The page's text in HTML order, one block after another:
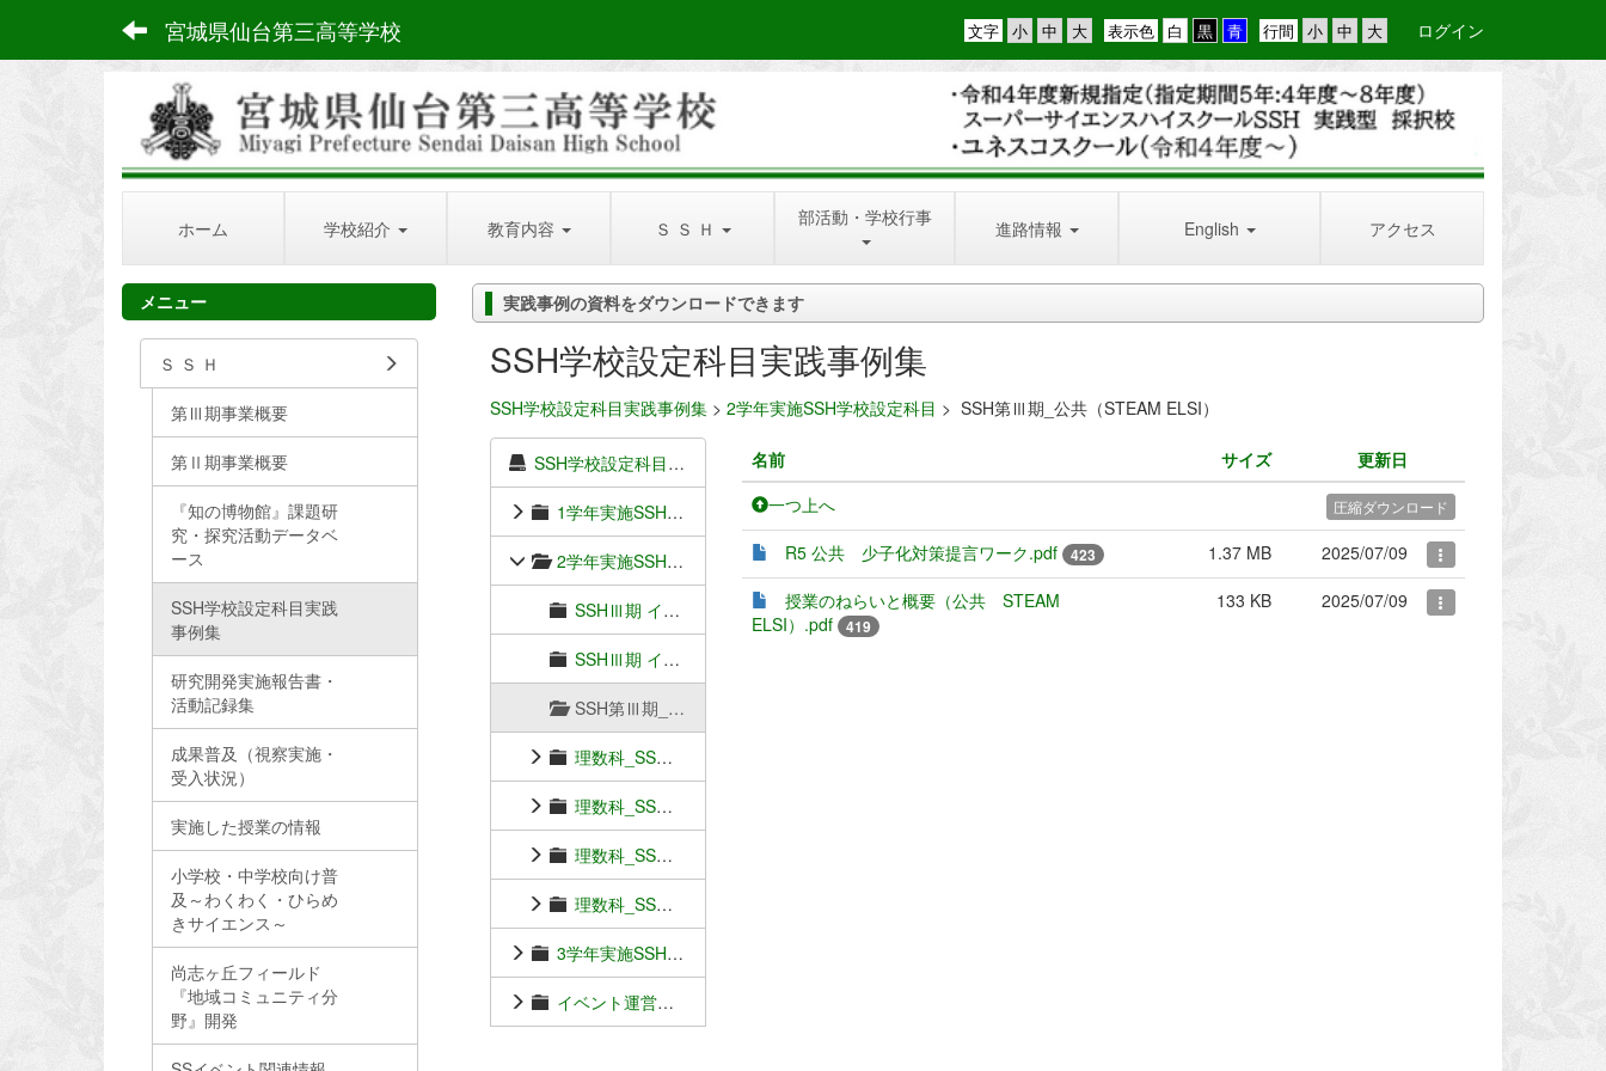
宮城県仙台第三高等学校 行間
表示色
文字 ログイン
ホーム 学校紹介 教育内容 Ｓ Ｓ Ｈ 部活動・学校行事 進路情報 English アクセス
実践事例の資料をダウンロードできます
SSH学校設定科目実践事例集
SSH学校設定科目実践事例集> 2学年実施SSH学校設定科目 > SSH第Ⅲ期_公共（STEAM ELSI）
SSH学校設定科目実践事例集
1学年実施SSH学校設定科目
2学年実施SSH学校設定科目
SSHⅢ期 イノベーション探究Ⅱ
SSHⅢ期 イノベーション理数探究Ⅱ
SSH第Ⅲ期_公共（STEAM ELSI）
理数科_SSプレゼンテーションスキル
理数科_SS理数数学Ⅱ
理数科_SS英語表現Ⅱ
理数科_SS課題研究Ⅰ
3学年実施SSH学校設定科目
イベント運営手順・サンプル資料
名前 サイズ
更新日
一つ上へ
圧縮ダウンロード
R5 公共 少子化対策提言ワーク.pdf 423 1.37 MB
2025/07/09
授業のねらいと概要（公共 STEAM
ELSI）.pdf
419
133 KB 2025/07/09
メニュー
Ｓ Ｓ Ｈ
第Ⅲ期事業概要
第Ⅱ期事業概要
『知の博物館』課題研
究・探究活動データベ
ース
SSH学校設定科目実践
事例集
研究開発実施報告書・
活動記録集
成果普及（視察実施・
受入状況）
実施した授業の情報
小学校・中学校向け普
及～わくわく・ひらめ
きサイエンス～
尚志ヶ丘フィールド
『地域コミュニティ分
野』開発